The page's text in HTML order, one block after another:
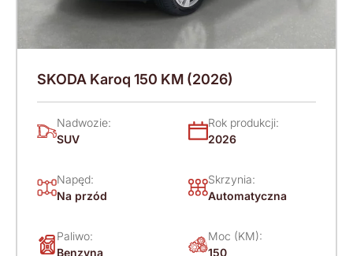
SKODA Karoq 150 KM (2026)
Nadwozie:
SUV
Rok produkcji:
2026
Napęd:
Na przód
Skrzynia:
Automatyczna
Paliwo:
Benzyna
Moc (KM):
150